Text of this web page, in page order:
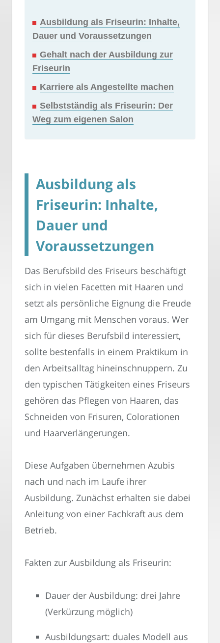
Ausbildung als Friseurin: Inhalte,
Dauer und Voraussetzungen
Gehalt nach der Ausbildung zur
Friseurin
Karriere als Angestellte machen
Selbstständig als Friseurin: Der
Weg zum eigenen Salon
Ausbildung als
Friseurin: Inhalte,
Dauer und
Voraussetzungen
Das Berufsbild des Friseurs beschäftigt
sich in vielen Facetten mit Haaren und
setzt als persönliche Eignung die Freude
am Umgang mit Menschen voraus. Wer
sich für dieses Berufsbild interessiert,
sollte bestenfalls in einem Praktikum in
den Arbeitsalltag hineinschnuppern. Zu
den typischen Tätigkeiten eines Friseurs
gehören das Pflegen von Haaren, das
Schneiden von Frisuren, Colorationen
und Haarverlängerungen.
Diese Aufgaben übernehmen Azubis
nach und nach im Laufe ihrer
Ausbildung. Zunächst erhalten sie dabei
Anleitung von einer Fachkraft aus dem
Betrieb.
Fakten zur Ausbildung als Friseurin:
Dauer der Ausbildung: drei Jahre
(Verkürzung möglich)
Ausbildungsart: duales Modell aus